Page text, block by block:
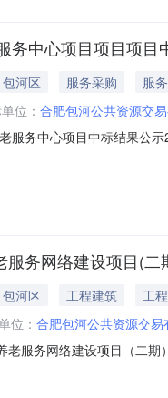
务中心项目项目项目
河区 服务采购
服务
位： 合肥包河公共资源交
服务中心项目中标结果公
务网络建设项目(
河区 工程建筑
工程
位： 合肥包河公共资源交易
老服务网络建设项目（二
河公共资源交易有限公司